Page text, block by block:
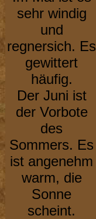
sehr windig
und
regnersich. Es
gewittert
häufig.
Der Juni ist
der Vorbote
des
Sommers. Es
ist angenehm
warm, die
Sonne
scheint.